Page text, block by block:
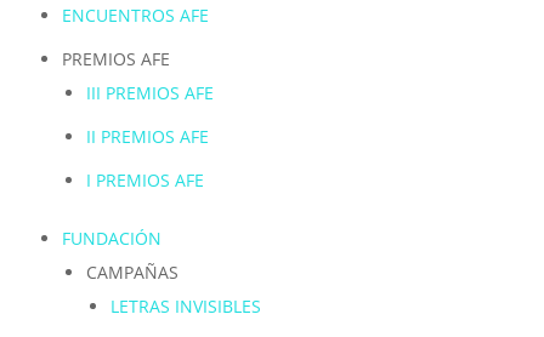
ENCUENTROS AFE
PREMIOS AFE
III PREMIOS AFE
II PREMIOS AFE
I PREMIOS AFE
FUNDACIÓN
CAMPAÑAS
LETRAS INVISIBLES